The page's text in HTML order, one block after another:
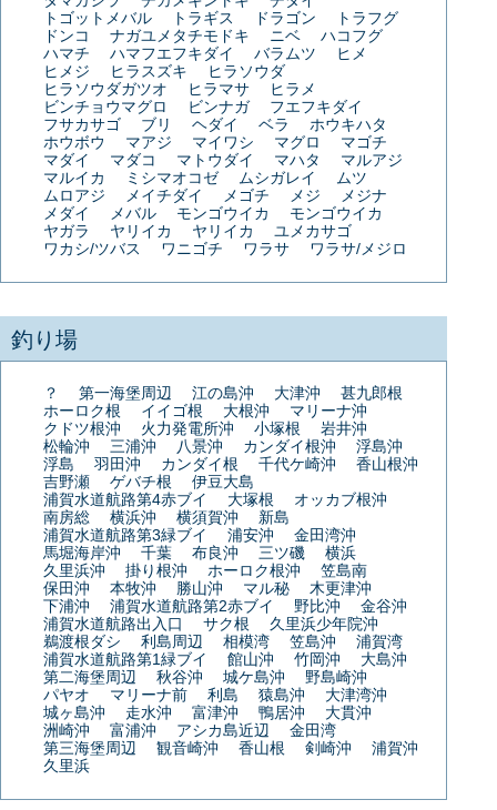
トゴットメバル
トラギス ドラゴン
トラフグ
ドンコ
ナガユメタチモドキ ニベ
ハコフグ
ハマチ
ハマフエフキダイ バラムツ
ヒメ
ヒメジ
ヒラスズキ
ヒラソウダ
ヒラソウダガツオ
ヒラマサ
ヒラメ
ビンチョウマグロ
ビンナガ
フエフキダイ
フサカサゴ
ブリ ヘダイ ベラ
ホウキハタ
ホウボウ
マアジ マイワシ マグロ
マゴチ
マダイ
マダコ マトウダイ マハタ
マルアジ
マルイカ
ミシマオコゼ ムシガレイ
ムツ
ムロアジ
メイチダイ メゴチ メジ
メジナ
メダイ
メバル モンゴウイカ
モンゴウイカ
ヤガラ
ヤリイカ ヤリイカ
ユメカサゴ
ワカシ/ツバス
ワニゴチ ワラサ ワラサ/メジロ
釣り場
？ 第一海堡周辺 江の島沖 大津沖
甚九郎根
ホーロク根
イイゴ根 大根沖
マリーナ沖
クドツ根沖
火力発電所沖 小塚根
岩井沖
松輪沖
三浦沖 八景沖 カンダイ根沖
浮島沖
浮島
羽田沖 カンダイ根 千代ケ崎沖
香山根沖
吉野瀬
ゲバチ根
伊豆大島
浦賀水道航路第4赤ブイ
大塚根
オッカブ根沖
南房総
横浜沖 横須賀沖
新島
浦賀水道航路第3緑ブイ
浦安沖
金田湾沖
馬堀海岸沖
千葉 布良沖 三ツ磯
横浜
久里浜沖
掛り根沖 ホーロク根沖
笠島南
保田沖
本牧沖 勝山沖 マル秘
木更津沖
下浦沖
浦賀水道航路第2赤ブイ 野比沖
金谷沖
浦賀水道航路出入口
サク根
久里浜少年院沖
鵜渡根ダシ
利島周辺 相模湾 笠島沖
浦賀湾
浦賀水道航路第1緑ブイ
館山沖 竹岡沖
大島沖
第二海堡周辺
秋谷沖 城ケ島沖
野島崎沖
パヤオ
マリーナ前 利島 猿島沖
大津湾沖
城ヶ島沖
走水沖 富津沖 鴨居沖
大貫沖
洲崎沖
富浦沖 アシカ島近辺
金田湾
第三海堡周辺
観音崎沖 香山根 剣崎沖
浦賀沖
久里浜